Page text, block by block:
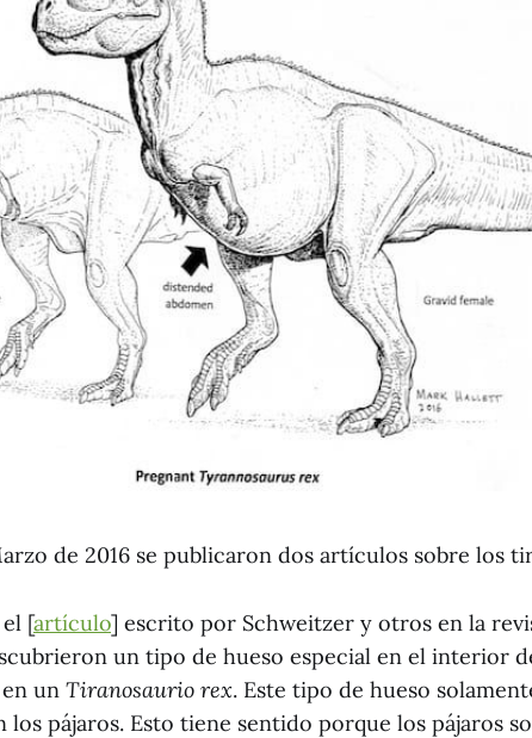
de 2016 se publicaron dos artículos sobre los
[artículo] escrito por Schweitzer y otros en la
un tipo de hueso especial en el interior
un Tiranosaurio rex. Este tipo de hueso
pájaros. Esto tiene sentido porque los pájaros